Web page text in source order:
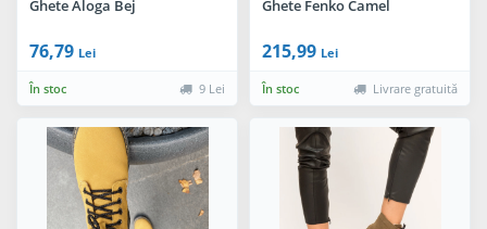
Ghete Aloga Bej
76,79 Lei
În stoc 9 Lei
Ghete Fenko Camel
215,99 Lei
În stoc Livrare gratuită